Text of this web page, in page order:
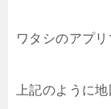
ワタシのアプリ
上記のように